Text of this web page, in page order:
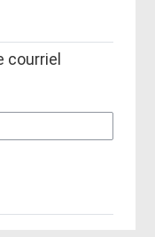
courriel